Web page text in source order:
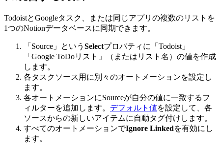
TodoistとGoogleタスク、または同じアプリの複数のリストを
1つのNotionデータベースに同期できます。
「Source」という Selectプロパティに「Todoist」
「Google ToDoリスト」（またはリスト名）の値を作成
します。
各タスクソース用に別々のオートメーションを設定し
ます。
各オートメーションにSourceが自分の値に一致するフ
ィルターを追加します。 デフォルト値を設定して、各
ソースからの新しいアイテムに自動タグ付けします。
すべてのオートメーションでIgnore Linkedを有効にし
ます。